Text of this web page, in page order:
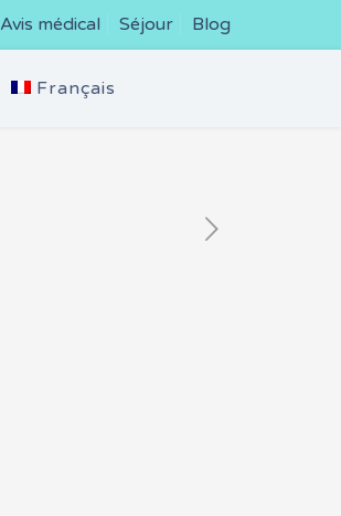
Avis médical Séjour Blog
Français